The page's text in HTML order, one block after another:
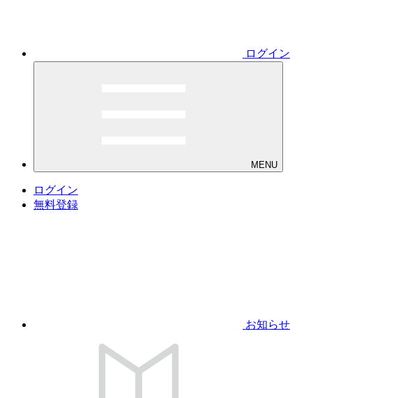
ログイン
MENU
ログイン
無料登録
お知らせ